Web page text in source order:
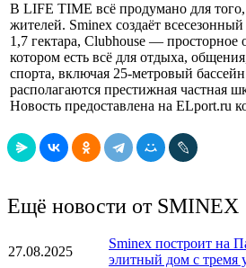
В LIFE TIME всё продумано для
жителей. Sminex создаёт
1,7 гектара, Сlubhouse — просторное
котором есть всё для отдыха,
спорта, включая 25-метровый
располагаются престижная частная
Новость предоставлена на ELport.ru
Ещё новости от SMINEX
27.08.2025
Sminex построит на
элитный дом с тремя